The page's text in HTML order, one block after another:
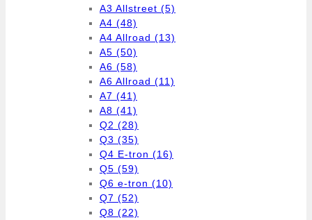
A3 Allstreet (5)
A4 (48)
A4 Allroad (13)
A5 (50)
A6 (58)
A6 Allroad (11)
A7 (41)
A8 (41)
Q2 (28)
Q3 (35)
Q4 E-tron (16)
Q5 (59)
Q6 e-tron (10)
Q7 (52)
Q8 (22)